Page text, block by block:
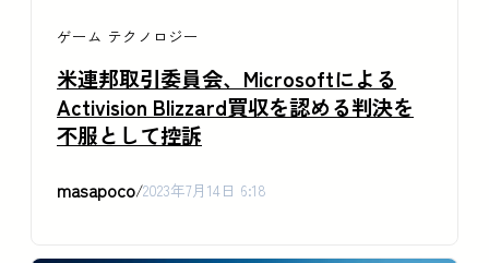
ゲーム テクノロジー
米連邦取引委員会、Microsoftによる
Activision Blizzard買収を認める判決を
不服として控訴
masapoco/2023年7月14日 6:18